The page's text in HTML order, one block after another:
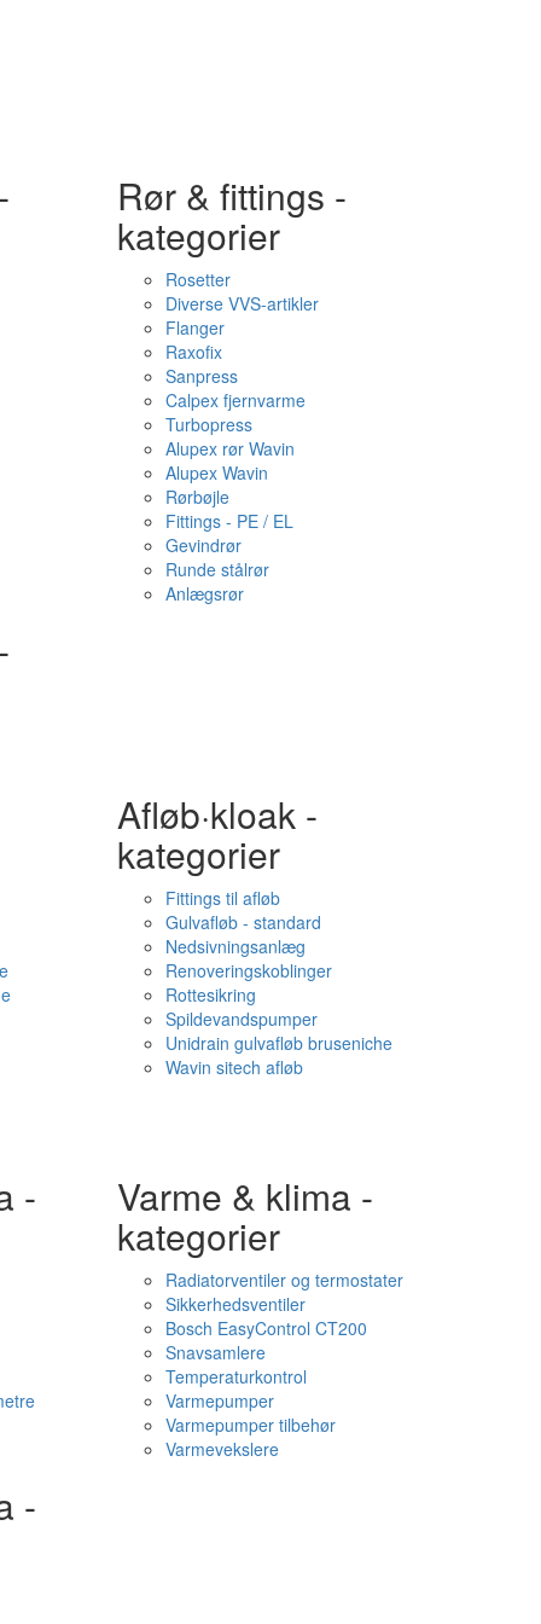
Rør & fittings -
kategorier
Rosetter
Diverse VVS-artikler
Flanger
Raxofix
Sanpress
Calpex fjernvarme
Turbopress
Alupex rør Wavin
Alupex Wavin
Rørbøjle
Fittings - PE / EL
Gevindrør
Runde stålrør
Anlægsrør
Afløb·kloak -
kategorier
Fittings til afløb
Gulvafløb - standard
Nedsivningsanlæg
Renoveringskoblinger
Rottesikring
Spildevandspumper
Unidrain gulvafløb bruseniche
Wavin sitech afløb
- Varme & klima -
kategorier
Radiatorventiler og termostater
Sikkerhedsventiler
Bosch EasyControl CT200
Snavsamlere
Temperaturkontrol
Varmepumper
Varmepumper tilbehør
Varmevekslere
-